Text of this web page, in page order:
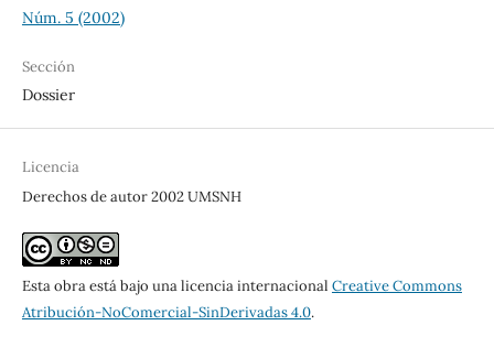
Núm. 5 (2002)
Sección
Dossier
Licencia
Derechos de autor 2002 UMSNH
Esta obra está bajo una licencia internacional Creative Commons
Atribución-NoComercial-SinDerivadas 4.0.